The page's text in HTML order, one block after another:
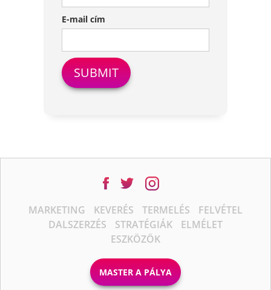
E-mail cím
MARKETING KEVERÉS TERMELÉS
FELVÉTEL
DALSZERZÉS
STRATÉGIÁK
ELMÉLET
ESZKÖZÖK
MASTER A PÁLYA